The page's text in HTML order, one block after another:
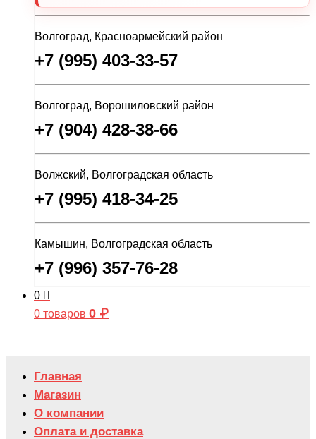
Волгоград, Красноармейский район
+7 (995) 403-33-57
Волгоград, Ворошиловский район
+7 (904) 428-38-66
Волжский, Волгоградская область
+7 (995) 418-34-25
Камышин, Волгоградская область
+7 (996) 357-76-28
0
0 товаров 0 ₽
Главная
Магазин
О компании
Оплата и доставка